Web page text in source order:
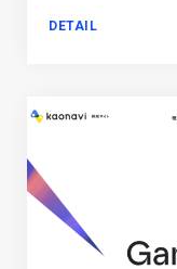
DETAIL